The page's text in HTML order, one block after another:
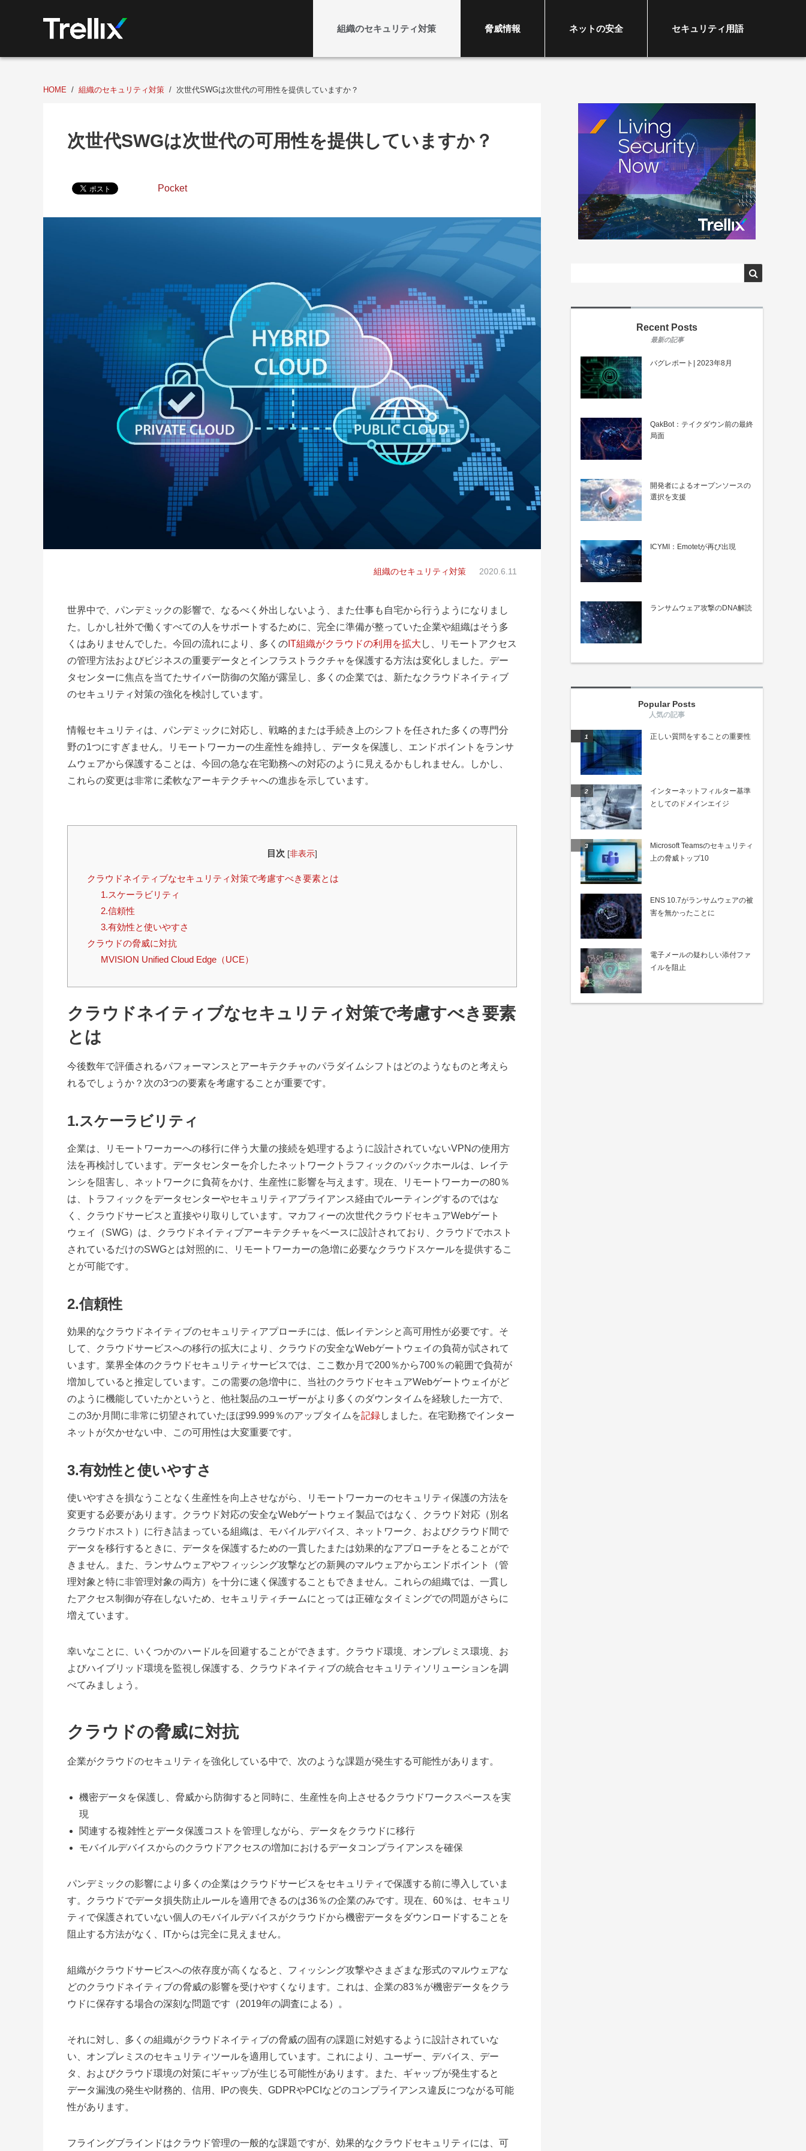
組織のセキュリティ対策 脅威情報 ネットの安全 セキュリティ用語
HOME 組織のセキュリティ対策 次世代SWGは次世代の可用性を提供していますか？
次世代SWGは次世代の可用性を提供していますか？
Pocket
組織のセキュリティ対策 2020.6.11
世界中で、パンデミックの影響で、なるべく外出しないよう、また仕事も自宅から行うようになりまし
た。しかし社外で働くすべての人をサポートするために、完全に準備が整っていた企業や組織はそう多
くはありませんでした。今回の流れにより
、多くの IT組織がクラウドの利用を拡大 し、
リモートアクセス
の管理方法およびビジネスの重要データとインフラストラクチャを保護する方法は変化しました。デー
タセンターに焦点を当てたサイバー防御の欠陥が露呈し、多くの企業では、新たなクラウドネイティブ
のセキュリティ対策の強化を検討しています。
情報セキュリティは、パンデミックに対応し、戦略的または手続き上のシフトを任された多くの専門分
野の1つにすぎません。リモートワーカーの生産性を維持し、データを保護し、エンドポイントをランサ
ムウェアから保護することは、今回の急な在宅勤務への対応のように見えるかもしれません。しかし、
これらの変更は非常に柔軟なアーキテクチャへの進歩を示しています。
目次 [非表示]
クラウドネイティブなセキュリティ対策で考慮すべき要素とは
1.スケーラビリティ
2.信頼性
3.有効性と使いやすさ
クラウドの脅威に対抗
MVISION Unified Cloud Edge（UCE）
クラウドネイティブなセキュリティ対策で考慮すべき要素
とは
今後数年で評価されるパフォーマンスとアーキテクチャのパラダイムシフトはどのようなものと考えら
れるでしょうか？次の3つの要素を考慮することが重要です。
1.スケーラビリティ
企業は、リモートワーカーへの移行に伴う大量の接続を処理するように設計されていないVPNの使用方
法を再検討しています。データセンターを介したネットワークトラフィックのバックホールは、レイテ
ンシを阻害し、ネットワークに負荷をかけ、 生産性に影響を与えます。現在、リモートワーカーの80％
は、トラフィックをデータセンターやセキュリティアプライアンス経由でルーティングするのではな
く、クラウドサービスと直接やり取りしています。マカフィーの次世代クラウドセキュアWebゲート
ウェイ（SWG）は、クラウドネイティブアーキテクチャをベースに設計されており、クラウドでホスト
されているだけのSWGとは対照的に、リモートワーカーの急増に必要なクラウドスケールを提供するこ
とが可能です。
2.信頼性
効果的なクラウドネイティブのセキュリティアプローチには、低レイテンシと高可用性が必要です。そ
して、クラウドサービスへの移行の拡大により、クラウドの安全なWebゲートウェイの負荷が試されて
います。業界全体のクラウドセキュリティサービスでは、ここ数か月で200％から700％の範囲で負荷が
増加していると推定しています。この需要の急増中に、当社のクラウドセキュアWebゲートウェイがど
のように機能していたかというと、他社製品のユーザーがより多くのダウンタイムを経験した一方で、
この3か月間に非常に切望されていたほぼ99.999％のアップタイムを記録しました。在宅勤務でインター
ネットが欠かせない中、この可用性は大変重要です。
3.有効性と使いやすさ
使いやすさを損なうことなく生産性を向上させながら、リモートワーカーのセキュリティ保護の方法を
変更する必要があります。クラウド対応の安全なWebゲートウェイ製品ではなく、クラウド対応（別名
クラウドホスト）に行き詰まっている組織は、モバイルデバイス、ネットワーク、およびクラウド間で
データを移行するときに、データを保護するための一貫したまたは効果的なアプローチをとることがで
きません。また、ランサムウェアやフィッシング攻撃などの新興のマルウェアからエンドポイント（管
理対象と特に非管理対象の両方）を十分に速く保護することもできません。これらの組織では、一貫し
たアクセス制御が存在しないため、セキュリティチームにとっては正確なタイミングでの問題がさらに
増えています。
幸いなことに、いくつかのハードルを回避することができます。クラウド環境、オンプレミス環境、お
よびハイブリッド環境を監視し保護する、クラウドネイティブの統合セキュリティソリューションを調
べてみましょう。
クラウドの脅威に対抗
企業がクラウドのセキュリティを強化している中で、次のような課題が発生する可能性があります。
機密データを保護し、脅威から防御すると同時に、生産性を向上させるクラウドワークスペースを実
現
関連する複雑性とデータ保護コストを管理しながら、データをクラウドに移行
モバイルデバイスからのクラウドアクセスの増加におけるデータコンプライアンスを確保
パンデミックの影響により多くの企業はクラウドサービスをセキュリティで保護する前に導入していま
す。クラウドでデータ損失防止ルールを適用できるのは36％の企業のみです。現在、60％は、セキュリ
ティで保護されていない個人のモバイルデバイスがクラウドから機密データをダウンロードすることを
阻止する方法がなく、ITからは完全に見えません。
組織がクラウドサービスへの依存度が高くなると、フィッシング攻撃やさまざまな形式のマルウェアな
どのクラウドネイティブの脅威の影響を受けやすくなります。これは、企業の83％が機密データをクラ
ウドに保存する場合の深刻な問題です（2019年の調査による）。
それに対し、多くの組織がクラウドネイティブの脅威の固有の課題に対処するように設計されていな
い、オンプレミスのセキュリティツールを適用しています。これにより、ユーザー、デバイス、デー
タ、およびクラウド環境の対策にギャップが生じる可能性があります。また、ギャップが発生すると
データ漏洩の発生や財務的、信用、IPの喪失、GDPRやPCIなどのコンプライアンス違反につながる可能
性があります。
フライングブラインドはクラウド管理の一般的な課題ですが、効果的なクラウドセキュリティには、可
Recent Posts
バグレポート| 2023年8月
QakBot：テイクダウン前の最終
局面
開発者によるオープンソースの
選択を支援
ICYMI：Emotetが再び出現
ランサムウェア攻撃のDNA解読
Popular Posts
正しい質問をすることの重要性
インターネットフィルター基準
としてのドメインエイジ
Microsoft Teamsのセキュリティ
上の脅威トップ10
ENS 10.7がランサムウェアの被
害を無かったことに
電子メールの疑わしい添付ファ
イルを阻止